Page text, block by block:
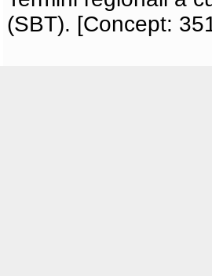
(SBT). [Concept: